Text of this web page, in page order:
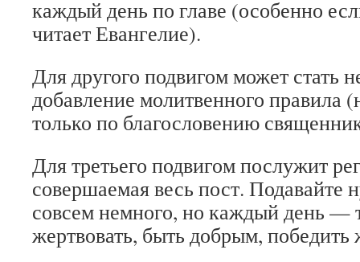
каждый день по главе (особенно
читает Евангелие).
Для другого подвигом может стать
добавление молитвенного правила
только по благословению
Для третьего подвигом послужит
совершаемая весь пост.
совсем немного, но каждый день —
жертвовать, быть добрым,